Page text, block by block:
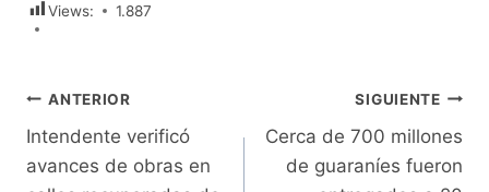
Views: 1.887
Navegación
de
ANTERIOR
Intendente verificó
avances de obras en
SIGUIENTE
Cerca de 700 millones
de guaraníes fueron